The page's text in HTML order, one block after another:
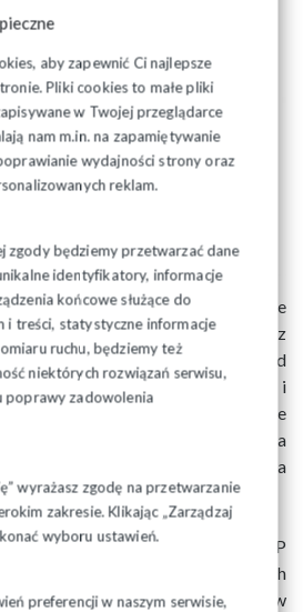
aby zapewnić Ci najlepsze
Pliki cookies to małe pliki
w Twojej przeglądarce
nam m.in. na zapamiętywanie
wydajności strony oraz
reklam.
zgody będziemy przetwarzać dane
identyfikatory, informacje
końcowe służące do
i treści, statystyczne informacje
ruchu, będziemy też
niektórych rozwiązań serwisu,
poprawy zadowolenia
wyrażasz zgodę na przetwarzanie
zakresie. Klikając „Zarządzaj
wyboru ustawień.
preferencji w naszym serwisie,
firmy, których codzienne
propagowanymi przez
Kryteriami, jakie weźmiemy pod
stałego zatrudnienia i
i standardów pracy. Ważne
nieskrępowaną możliwość tworzenia
zawodowych – wyjaśnia Ewa
Krajowej NSZZ “Solidarność”.
certyfikatem PPP
się nim przez okres trzech
ponownie wystartować w